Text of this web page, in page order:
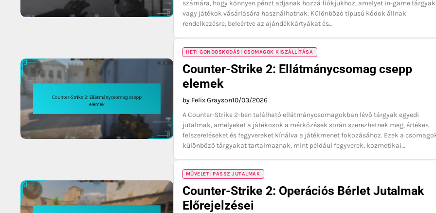
számára, hogy könnyen pénzt adjanak hozzá fiókjukhoz, amelyet in-game tárgyak
vagy játékok vásárlására használhatnak. Különböző típusú kódok állnak
rendelkezésre, beleértve az ajándékkártyákat és…
HETI GONDOSKODÁSI CSOMAGOK KISZÁLLÍTÁSA
Counter-Strike 2: Ellátmánycsomag csepp
elemek
by Felix Grayson10/03/2026
A Counter-Strike 2-ben található ellátmánycsomagokban lévő tárgyak egyedi
jutalmak, amelyeket a játékosok a mérkőzések során szerezhetnek meg, értékes
felszereléseket és fegyvereket kínálva a játékmenet fokozásához. Ezek a
különböző tárgyakat tartalmaznak, mint például fegyverek, kozmetikai…
MŰVELETI PASSZ JUTALMAK
Counter-Strike 2: Operációs Bérlet Jutalmak
Előrejelzései